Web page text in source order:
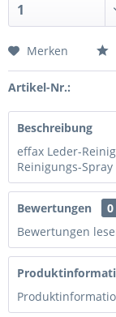
Merken
Artikel-Nr.:
Beschreibung
effax Leder-
Reinigungs-
Bewertungen
0
Bewertungen